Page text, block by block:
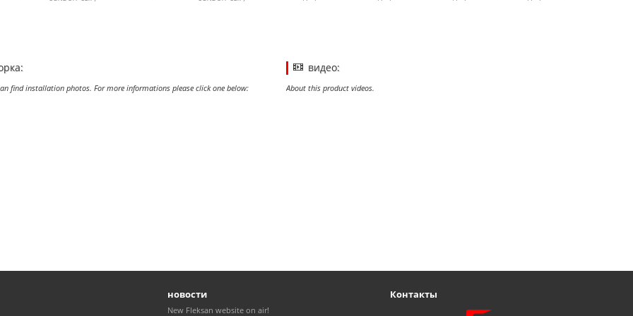
find installation photos. For more informations please click one below:
видео:
About this product videos.
новости
New Fleksan website on air!
Контакты